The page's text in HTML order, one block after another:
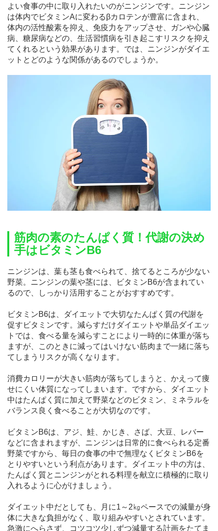
よい食事の中に取り入れたいのがニンジンです。ニンジン
は体内でビタミンAに変わるβカロテンが豊富に含まれ、
体内の活性酸素を抑え、免疫力をアップさせ、ガンや心臓
病、糖尿病などの、生活習慣病を引き起こすリスクを抑え
てくれるという効果があります。では、ニンジンがダイエ
ットとどのような関係があるのでしょうか。
筋肉の素のたんぱく質！代謝の決め
手はビタミンB6
ニンジンは、葉も茎も食べられて、捨てるところが少ない
野菜。ニンジンの葉や茎には、ビタミンB6が含まれてい
るので、しっかり活用することがおすすめです。
ビタミンB6は、ダイエットで大切なたんぱく質の代謝を
促すビタミンです。減らすだけダイエットや単品ダイエッ
トでは、食べる量を減らすことにより一時的に体重が落ち
ますが、このときに減ってはいけない筋肉まで一緒に落ち
てしまうリスクが高くなります。
消費カロリーが大きい筋肉が落ちてしまうと、かえって痩
せにくい体質になってしまいます。ですから、ダイエット
中はたんぱく質に加えて野菜などのビタミン、ミネラルを
バランス良く食べることが大切なのです。
ビタミンB6は、アジ、鮭、かじき、さば、大豆、レバー
などに含まれますが、ニンジンは日常的に食べられる定番
野菜ですから、毎日の食事の中で無理なくビタミンB6を
とりやすいという利点があります。ダイエット中の方は、
たんぱく質とニンジンがとれる料理を献立に積極的に取り
入れるように心がけましょう。
ダイエット中だとしても、月に1～2㎏ペースでの減量が身
体に大きな負担がなく、取り組みやすいとされています。
急激にへらさず、コツコツ少しずつ減量する計画をたてま